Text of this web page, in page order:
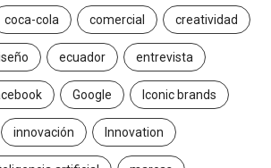
coca-cola comercial creatividad
ecuador entrevista
Google Iconic brands
innovación Innovation